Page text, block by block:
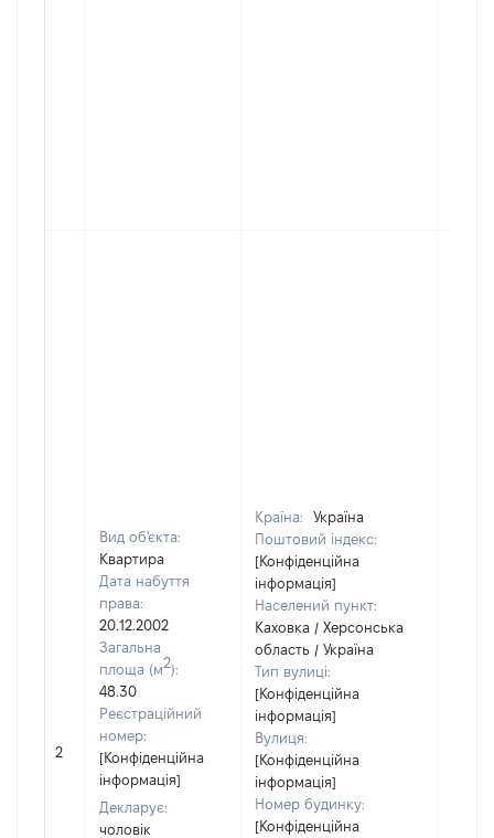
2
Вид об'єкта:
Квартира
Дата набуття
права:
20.12.2002
Загальна
площа (м2):
48.30
Реєстраційний
номер:
[Конфіденційна
інформація]
Декларує:
чоловік
Країна:
Україна
Поштовий індекс:
[Конфіденційна
інформація]
Населений пункт:
Каховка / Херсонська
область / Україна
Тип вулиці:
[Конфіденційна
інформація]
Вулиця:
[Конфіденційна
інформація]
Номер будинку:
[Конфіденційна